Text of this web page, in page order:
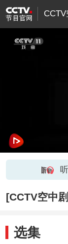
[CCTV空中
选集